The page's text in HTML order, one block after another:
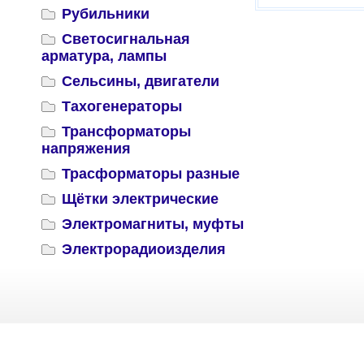
Рубильники
Светосигнальная
арматура, лампы
Сельсины, двигатели
Тахогенераторы
Трансформаторы
напряжения
Трасформаторы разные
Щётки электрические
Электромагниты, муфты
Электрорадиоизделия